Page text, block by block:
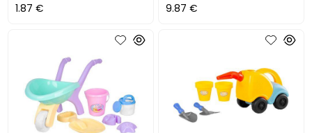
1.87 € 9.87 €